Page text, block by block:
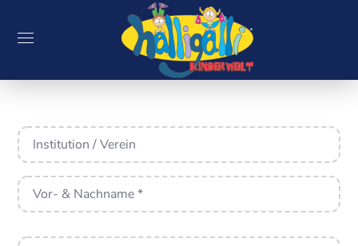
Institution
/
Verein
Vor-
&
Nachname *
Anschrift *